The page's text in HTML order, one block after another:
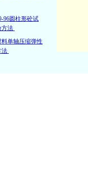
96圆柱形砼试
方法
料单轴压缩弹性
法